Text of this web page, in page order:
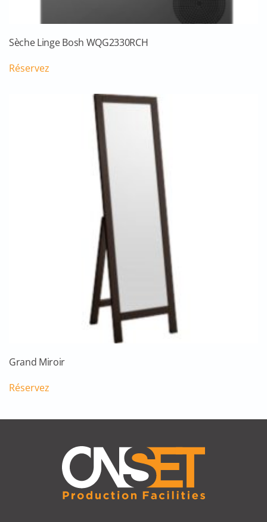
Sèche Linge Bosh WQG2330RCH
Réservez
Grand Miroir
Réservez